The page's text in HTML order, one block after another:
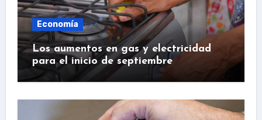
Economía
Los aumentos en gas y electricidad
para el inicio de septiembre